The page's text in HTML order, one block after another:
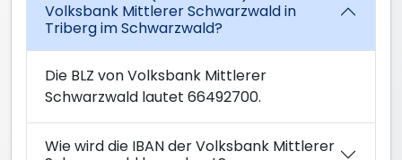
Volksbank Mittlerer Schwarzwald in
Triberg im Schwarzwald?
Die BLZ von Volksbank Mittlerer
Schwarzwald lautet 66492700.
Wie wird die IBAN der Volksbank Mittlerer